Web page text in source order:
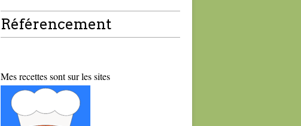
Référencement
Mes recettes sont sur les sites